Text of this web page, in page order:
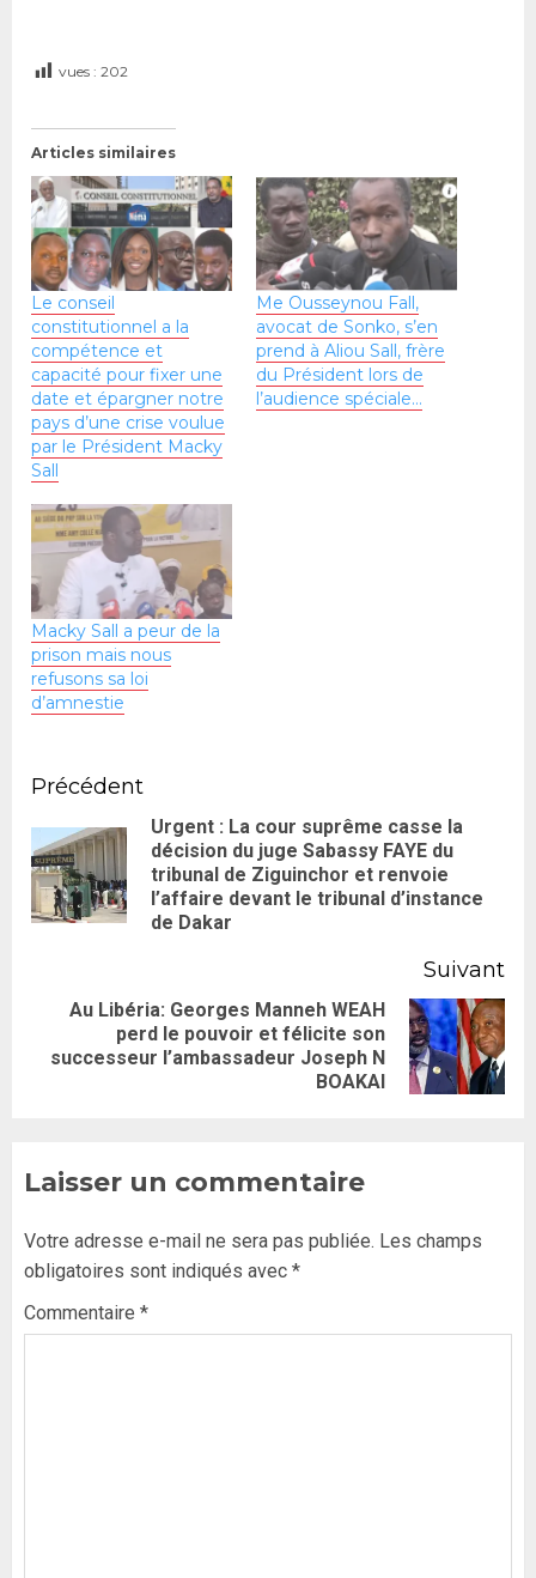
vues : 202
Articles similaires
Le conseil
constitutionnel a la
compétence et
capacité pour fixer une
date et épargner notre
pays d’une crise voulue
par le Président Macky
Sall
Me Ousseynou Fall,
avocat de Sonko, s’en
prend à Aliou Sall, frère
du Président lors de
l’audience spéciale…
Macky Sall a peur de la
prison mais nous
refusons sa loi
d’amnestie
Précédent
Urgent : La cour suprême casse la
décision du juge Sabassy FAYE du
tribunal de Ziguinchor et renvoie
l’affaire devant le tribunal d’instance
de Dakar
Suivant
Au Libéria: Georges Manneh WEAH
perd le pouvoir et félicite son
successeur l’ambassadeur Joseph N
BOAKAI
Laisser un commentaire
Votre adresse e-mail ne sera pas publiée. Les champs
obligatoires sont indiqués avec *
Commentaire *